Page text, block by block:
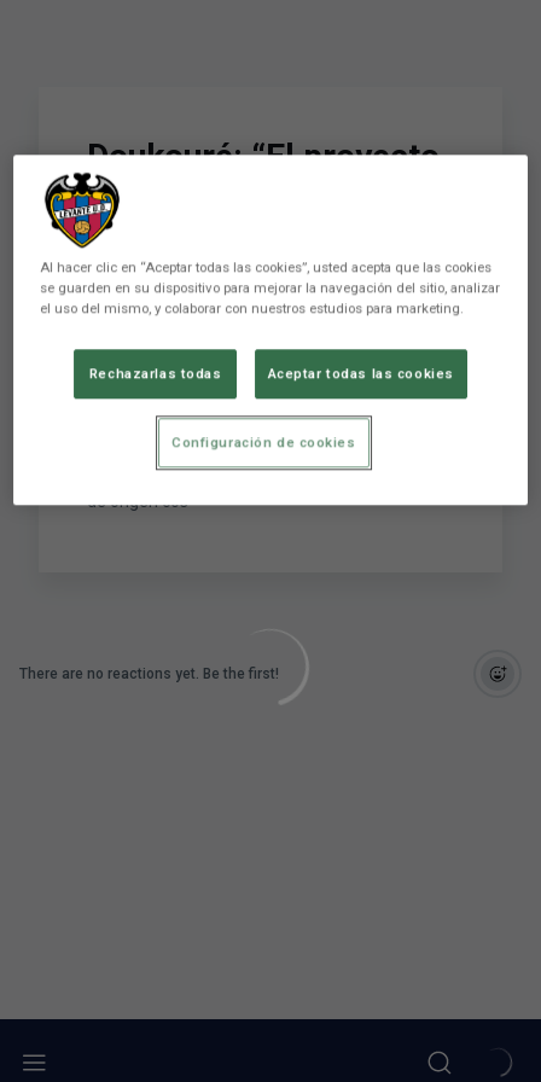
​Doukouré: “El proyecto
del Levante me gusta,
es un club con buena
dinámica”
Por una vez los términos se invirtieron en el
protocolo que marca la presentación oficial de
un futbolista. Cheick Doukouré saltó al verde del
Martínez Valero en la tarde de ayer en el partido
que cruzó al Levante y al Alavés. El mediocentro
de origen cos
There are no reactions yet. Be the first!
Al hacer clic en “Aceptar todas las cookies”, usted acepta que las cookies
se guarden en su dispositivo para mejorar la navegación del sitio, analizar
el uso del mismo, y colaborar con nuestros estudios para marketing.
Rechazarlas todas Aceptar todas las cookies
Configuración de cookies